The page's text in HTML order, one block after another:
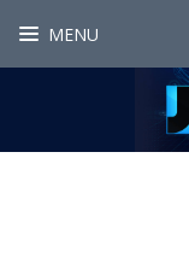
MENU